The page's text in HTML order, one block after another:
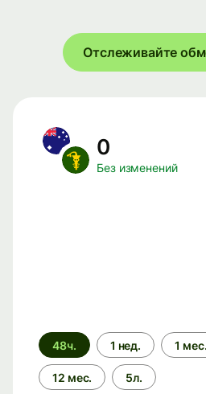
Отслеживайте
0
Без изменений
Период
времени
48ч. 1 нед. 1 мес.
12 мес. 5л.